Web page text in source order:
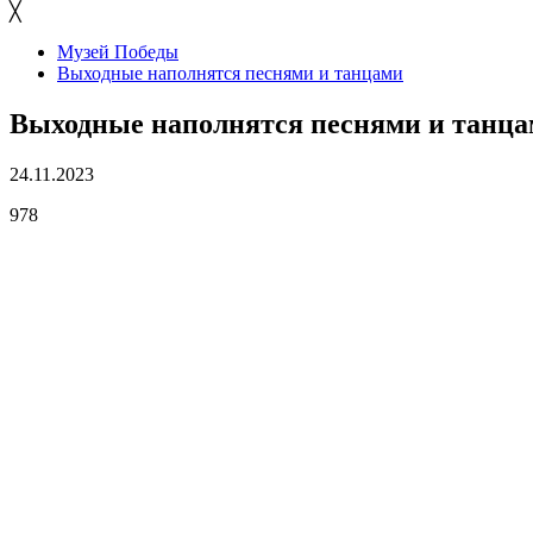
╳
Музей Победы
Выходные наполнятся песнями и танцами
Выходные наполнятся песнями и
24.11.2023
978